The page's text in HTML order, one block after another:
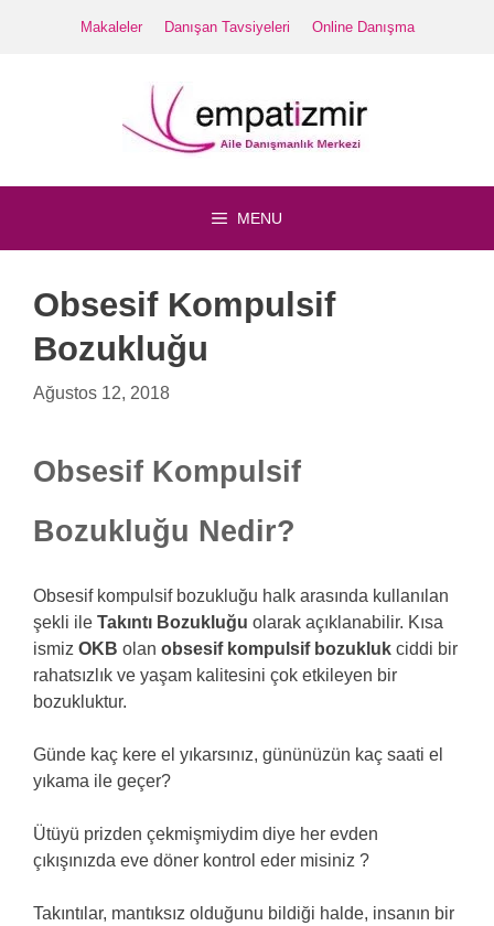
Makaleler Danışan Tavsiyeleri Online Danışma
MENU
Obsesif Kompulsif
Bozukluğu
Ağustos 12, 2018
Obsesif Kompulsif
Bozukluğu Nedir?
Obsesif kompulsif bozukluğu halk arasında kullanılan
şekli ile Takıntı Bozukluğu olarak açıklanabilir. Kısa
ismiz OKB olan obsesif kompulsif bozukluk ciddi bir
rahatsızlık ve yaşam kalitesini çok etkileyen bir
bozukluktur.
Günde kaç kere el yıkarsınız, gününüzün kaç saati el
yıkama ile geçer?
Ütüyü prizden çekmişmiydim diye her evden
çıkışınızda eve döner kontrol eder misiniz ?
Takıntılar, mantıksız olduğunu bildiği halde, insanın bir